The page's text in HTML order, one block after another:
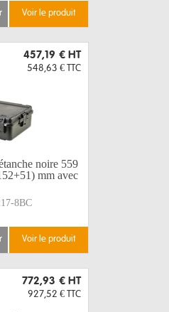
voir le produit
457,19 € HT
548,63 € TTC
noire 559
mm avec
8BC
voir le produit
772,93 € HT
927,52 € TTC